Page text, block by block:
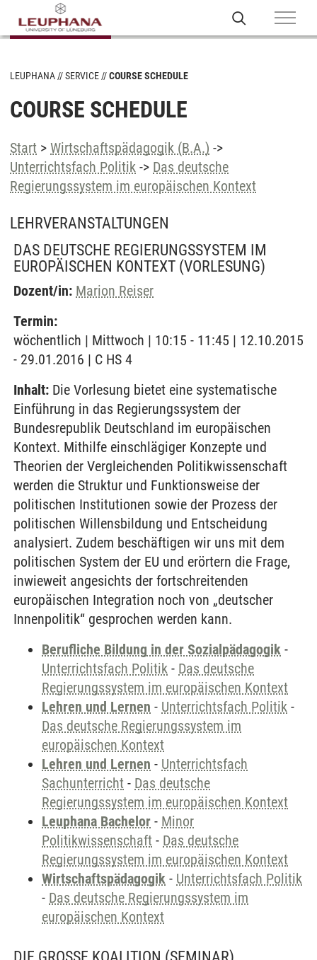
LEUPHANA SERVICE COURSE SCHEDULE
COURSE SCHEDULE
Start > Wirtschaftspädagogik (B.A.) ->
Unterrichtsfach Politik -> Das deutsche
Regierungssystem im europäischen Kontext
LEHRVERANSTALTUNGEN
DAS DEUTSCHE REGIERUNGSSYSTEM IM
EUROPÄISCHEN KONTEXT (VORLESUNG)
Dozent/in: Marion Reiser
Termin:
wöchentlich | Mittwoch | 10:15 - 11:45 | 12.10.2015
- 29.01.2016 | C HS 4
Inhalt: Die Vorlesung bietet eine systematische
Einführung in das Regierungssystem der
Bundesrepublik Deutschland im europäischen
Kontext. Mithilfe einschlägiger Konzepte und
Theorien der Vergleichenden Politikwissenschaft
werden die Struktur und Funktionsweise der
politischen Institutionen sowie der Prozess der
politischen Willensbildung und Entscheidung
analysiert. Zudem beschäftigen wir uns mit dem
politischen System der EU und erörtern die Frage,
inwieweit angesichts der fortschreitenden
europäischen Integration noch von „deutscher
Innenpolitik“ gesprochen werden kann.
Berufliche Bildung in der Sozialpädagogik -
Unterrichtsfach Politik - Das deutsche
Regierungssystem im europäischen Kontext
Lehren und Lernen - Unterrichtsfach Politik -
Das deutsche Regierungssystem im
europäischen Kontext
Lehren und Lernen - Unterrichtsfach
Sachunterricht - Das deutsche
Regierungssystem im europäischen Kontext
Leuphana Bachelor - Minor
Politikwissenschaft - Das deutsche
Regierungssystem im europäischen Kontext
Wirtschaftspädagogik - Unterrichtsfach Politik
- Das deutsche Regierungssystem im
europäischen Kontext